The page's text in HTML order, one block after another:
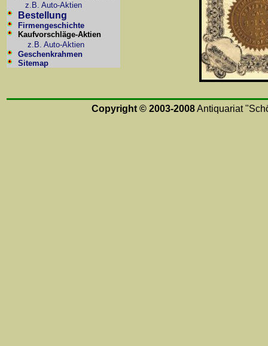
z.B. Auto-Aktien
Bestellung
Firmengeschichte
Kaufvorschläge-Aktien
z.B. Auto-Aktien
Geschenkrahmen
Sitemap
Copyright © 2003-2008Antiquariat